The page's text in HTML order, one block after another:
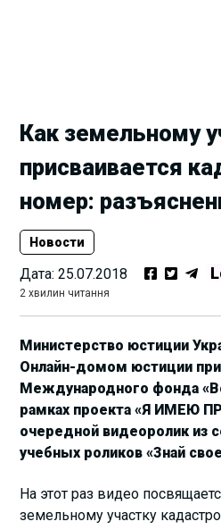
Как земельному
присваивается
номер:
Новости
Дата:25.07.2018
2 хвилин читання
Министерство юстиции
Онлайн-домом юстиции
Международного фонда
рамках проекта «Я ИМЕЮ
очередной видеоролик из
учебных роликов «Знай
На этот раз видео
земельному участку